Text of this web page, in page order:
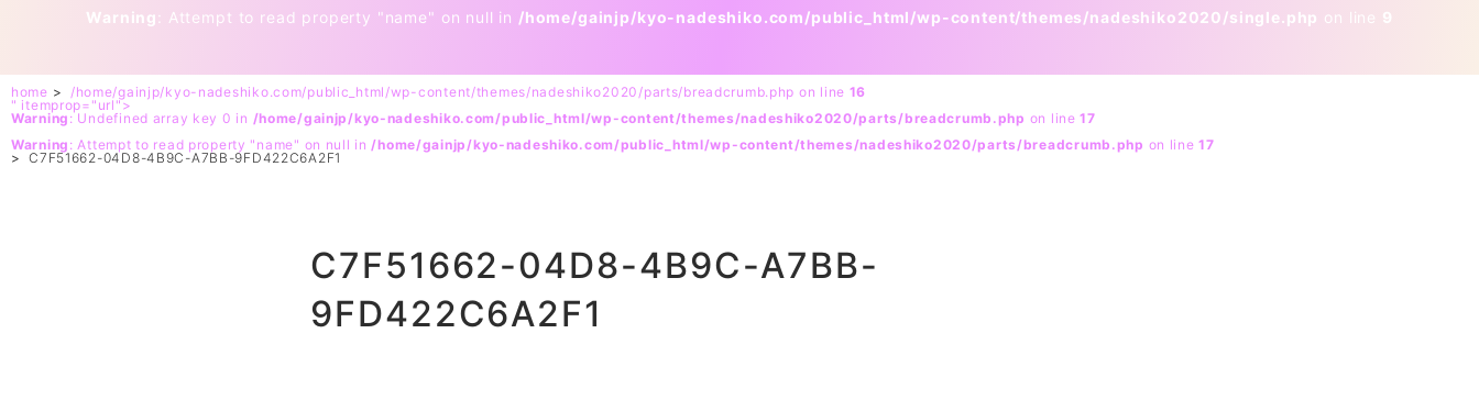
Warning: Attempt to read property "name" on null in /home/gainjp/kyo-nadeshiko.com/public_html/wp-content/themes/nadeshiko2020/single.php on line 9
home > /home/gainjp/kyo-nadeshiko.com/public_html/wp-content/themes/nadeshiko2020/parts/breadcrumb.php on line 16
" itemprop="url">
Warning : Undefined array key 0 in /home/gainjp/kyo-nadeshiko.com/public_html/wp-content/themes/nadeshiko2020/parts/breadcrumb.php on line17
Warning : Attempt to read property "name" on null in/home/gainjp/kyo-nadeshiko.com/public_html/wp-content/themes/nadeshiko2020/parts/breadcrumb.php on line17
>C7F51662-04D8-4B9C-A7BB-9FD422C6A2F1
C7F51662-04D8-4B9C-A7BB-
9FD422C6A2F1